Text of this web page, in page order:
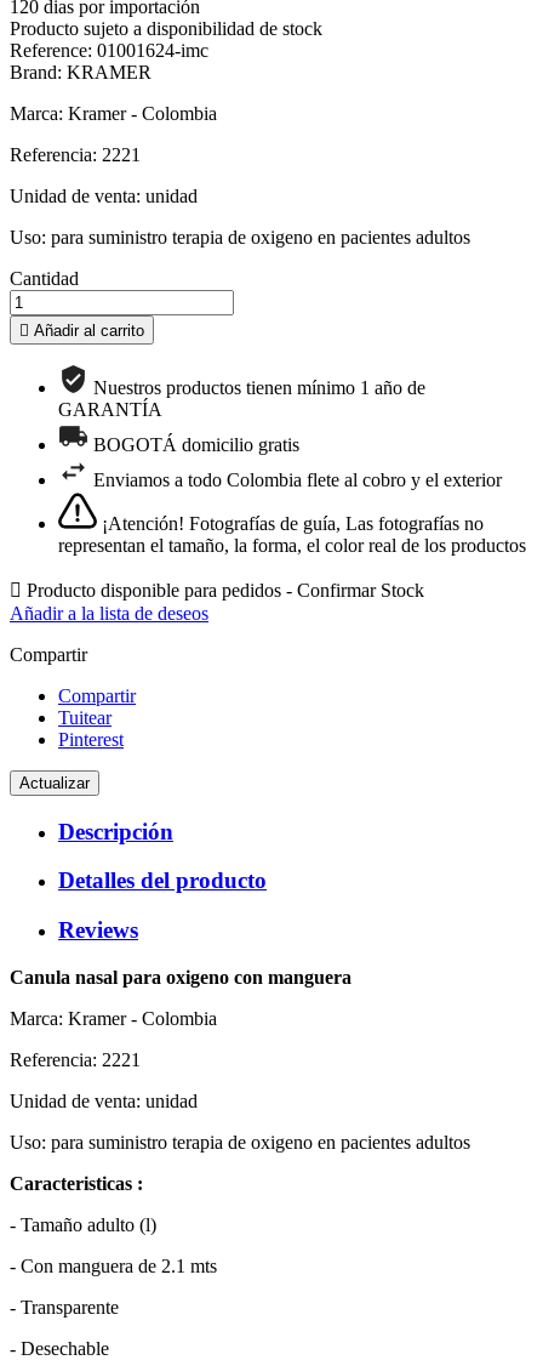
120 dias por importación
Producto sujeto a disponibilidad de stock
Reference: 01001624-imc
Brand: KRAMER
Marca: Kramer - Colombia
Referencia: 2221
Unidad de venta: unidad
Uso: para suministro terapia de oxigeno en pacientes adultos
Cantidad
 Añadir al carrito
Nuestros productos tienen mínimo 1 año de
GARANTÍA
BOGOTÁ domicilio gratis
Enviamos a todo Colombia flete al cobro y el exterior
¡Atención! Fotografías de guía, Las fotografías no
representan el tamaño, la forma, el color real de los productos
 Producto disponible para pedidos - Confirmar Stock
Añadir a la lista de deseos
Compartir
Compartir
Tuitear
Pinterest
Descripción
Detalles del producto
Reviews
Canula nasal para oxigeno con manguera
Marca: Kramer - Colombia
Referencia: 2221
Unidad de venta: unidad
Uso: para suministro terapia de oxigeno en pacientes adultos
Caracteristicas :
- Tamaño adulto (l)
- Con manguera de 2.1 mts
- Transparente
- Desechable